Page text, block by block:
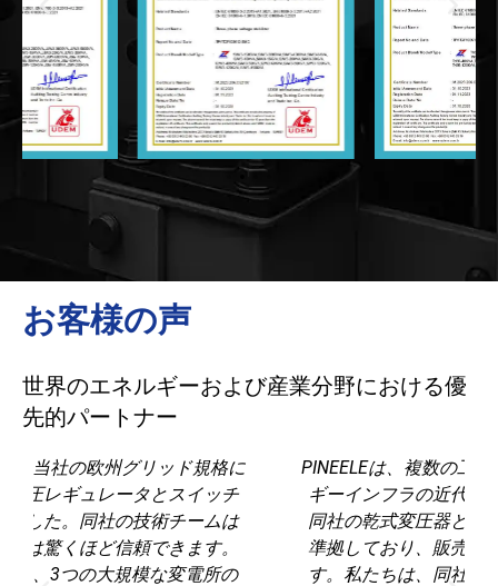
お客様の声
世界のエネルギーおよび産業分野における優
先的パートナー
PINEELEは、複数の工場にまたがる産業用エネル
ギーインフラの近代化に貢献してくれました。
同社の乾式変圧器と特注変電設備は国際規格に
準拠しており、販売後のサポートも優れていま
す。私たちは、同社をラテンアメリカの産業変